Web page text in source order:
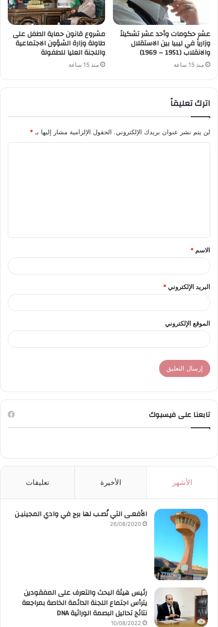
عشر حكومات وأحد عشر تشكيلاً
وزارياً في ليبيا بين الاستقلال
والانقلاب (1951 – 1969)
منذ 15 ساعة
مشروع قانون حماية الطفل على
طاولة وزارة الشؤون الاجتماعية
واللجنة العليا للطفولة
منذ 15 ساعة
اترك تعليقاً
لن يتم نشر عنوان بريدك الإلكتروني. الحقول الإلزامية مشار إليها بـ*
ق
*
الاسم *
البريد الإلكتروني*
الموقع الإلكتروني
تابعنا على فيسبوك
الأشهر الأخيرة تعليقات
الأفعـى التي نُصـب لها برج في وادي المجينيـن
26/08/2020
رئيس هيئة البحث والتعرف على المفقودين
يترأس اجتماع اللجنة الدائمة الخاصة بمراجعة
نتائج تحاليل البصمة الوراثية DNA
10/08/2022